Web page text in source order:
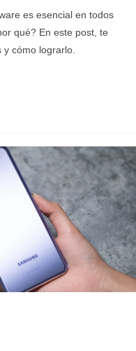
es esencial en todos
qué? En este post, te
y cómo lograrlo.